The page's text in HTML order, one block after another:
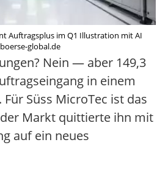
Auftragsplus im Q1 Illustration mit AI
global.de
Nein — aber 149,3
in einem
Süss MicroTec ist das
Markt quittierte ihn mit
auf ein neues